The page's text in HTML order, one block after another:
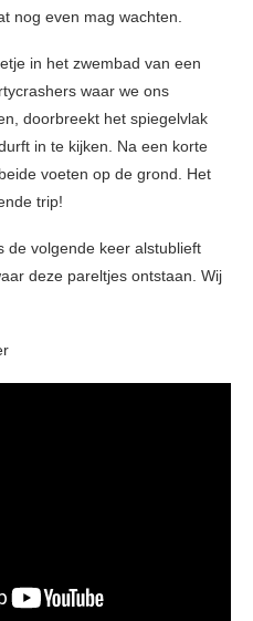
nog even mag wachten.
in het zwembad van een
waar we ons
doorbreekt het spiegelvlak
in te kijken. Na een korte
voeten op de grond. Het
trip!
de volgende keer alstublieft
deze pareltjes ontstaan. Wij